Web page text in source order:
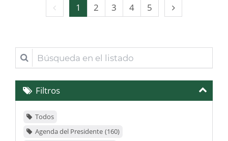
Página
anterior
1 2 3 4 5
Página
siguiente
Búsqueda
en
el
listadoFiltros
Todos
Agenda del Presidente 160